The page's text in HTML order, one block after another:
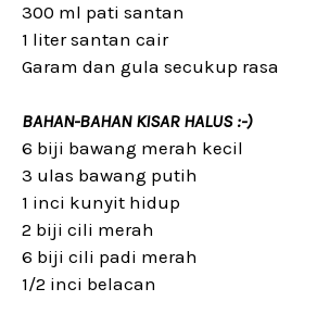
300 ml pati santan
1 liter santan cair
Garam dan gula secukup rasa
BAHAN-BAHAN KISAR HALUS :-)
6 biji bawang merah kecil
3 ulas bawang putih
1 inci kunyit hidup
2 biji cili merah
6 biji cili padi merah
1/2 inci belacan